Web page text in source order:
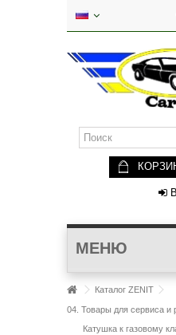
МЕНЮ
Каталог ZENIT
04. Товары для сервиса и
Катушка к газовому